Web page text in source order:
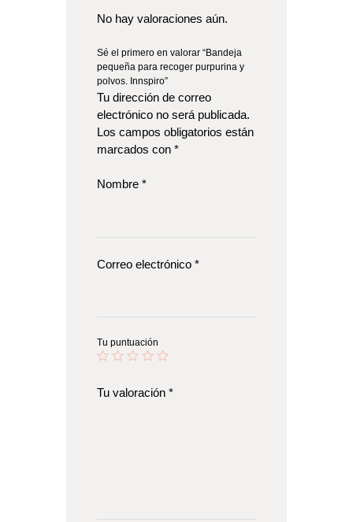
No hay valoraciones aún.
Sé el primero en valorar “Bandeja
pequeña para recoger purpurina y
polvos. Innspiro”
Tu dirección de correo
electrónico no será publicada.
Los campos obligatorios están
marcados con *
Nombre *
Correo electrónico *
Tu puntuación
Tu valoración *